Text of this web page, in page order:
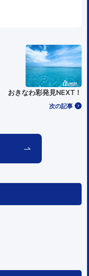
次の記事
おきなわ彩発見NEXT！